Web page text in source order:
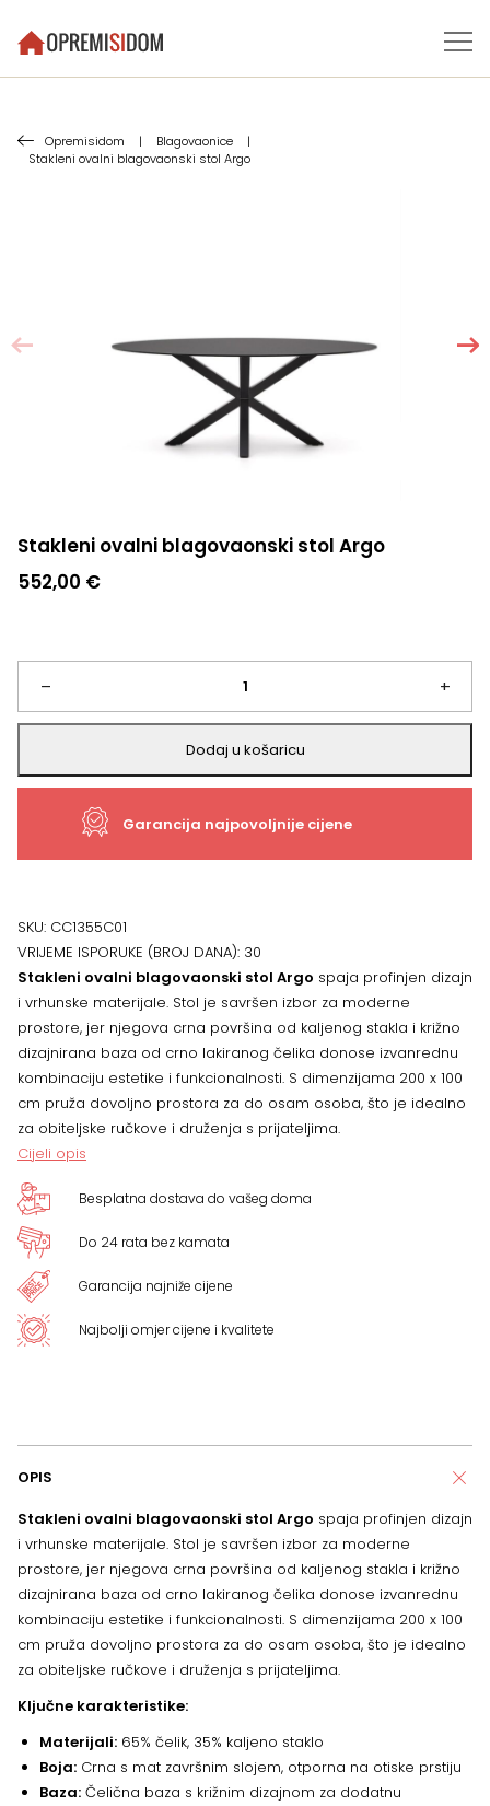
Opremisidom | Blagovaonice
|
Stakleni ovalni blagovaonski stol Argo
Stakleni ovalni blagovaonski stol Argo
552,00 €
–
Stakleni
ovalni
blagovaonski
količina
+
Dodaj u košaricu
Garancija najpovoljnije cijene
SKU: CC1355C01
VRIJEME ISPORUKE (BROJ DANA): 30
Stakleni ovalni blagovaonski stol Argo spaja profinjen dizajn
i vrhunske materijale. Stol je savršen izbor za moderne
prostore, jer njegova crna površina od kaljenog stakla i križno
dizajnirana baza od crno lakiranog čelika donose izvanrednu
kombinaciju estetike i funkcionalnosti. S dimenzijama 200 x 100
cm pruža dovoljno prostora za do osam osoba, što je idealno
za obiteljske ručkove i druženja s prijateljima.
Cijeli opis
Besplatna dostava do vašeg doma
Do 24 rata bez kamata
Garancija najniže cijene
Najbolji omjer cijene i kvalitete
OPIS
Stakleni ovalni blagovaonski stol Argo spaja profinjen dizajn
i vrhunske materijale. Stol je savršen izbor za moderne
prostore, jer njegova crna površina od kaljenog stakla i križno
dizajnirana baza od crno lakiranog čelika donose izvanrednu
kombinaciju estetike i funkcionalnosti. S dimenzijama 200 x 100
cm pruža dovoljno prostora za do osam osoba, što je idealno
za obiteljske ručkove i druženja s prijateljima.
Ključne karakteristike:
Materijali: 65% čelik, 35% kaljeno staklo
Boja: Crna s mat završnim slojem, otporna na otiske prstiju
Baza: Čelična baza s križnim dizajnom za dodatnu